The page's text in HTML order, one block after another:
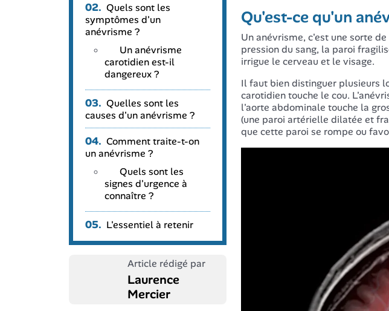
Qu'est-ce qu'un
Un anévrisme, c'est une sorte
pression du sang, la paroi
irrigue le cerveau et le visage.
Il faut bien distinguer plusieurs
carotidien touche le cou.
l'aorte abdominale touche la
(une paroi artérielle dilatée et
que cette paroi se rompe ou
02. Quels sont les
symptômes d'un
anévrisme ?
Un anévrisme
carotidien est-il
dangereux ?
03. Quelles sont les
causes d'un anévrisme ?
04. Comment traite-t-on
un anévrisme ?
Quels sont les
signes d'urgence à
connaître ?
05. L'essentiel à retenir
Article rédigé par
Laurence
Mercier